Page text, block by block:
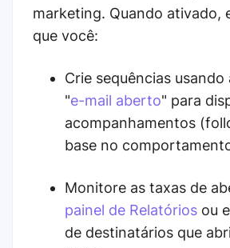
marketing. Quando ativado,
que você:
Crie sequências
"e-mail aberto" para
acompanhamentos
base no
Monitore as taxas de
painel de Relatórios ou
de destinatários que